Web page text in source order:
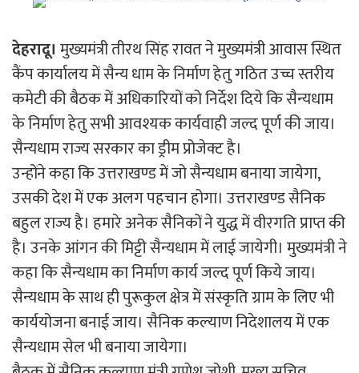
देहरादू। मुख्यमंत्री तीरथ सिंह रावत ने मुख्यमंत्री आवास स्थित
कैंप कार्यालय में सैन्य धाम के निर्माण हेतु गठित उच्च स्तरीय
कमेटी की बैठक में अधिकारियों को निर्देश दिये कि सैन्यधाम
के निर्माण हेतु सभी आवश्यक कार्यवाही जल्द पूर्ण की जाय।
सैन्यधाम राज्य सरकार का ड्रीम प्रोजेक्ट है।
उन्होंने कहा कि उत्तराखण्ड में जो सैन्यधाम बनाया जायेगा,
उसकी देश में एक अलग पहचान होगा। उत्तराखण्ड सैनिक
बहुल राज्य है। हमारे अनेक सैनिकों ने युद्ध में वीरगति प्राप्त की
है। उनके आंगन की मिट्टी सैन्यधाम में लाई जायेगी। मुख्यमंत्री ने
कहा कि सैन्यधाम का निर्माण कार्य जल्द पूर्ण किये जाय।
सैन्यधाम के साथ ही पुरूकुल क्षेत्र में संस्कृति ग्राम के लिए भी
कार्ययोजना बनाई जाय। सैनिक कल्याण निदेशालय में एक
सैन्यधाम सेल भी बनाया जायेगा।